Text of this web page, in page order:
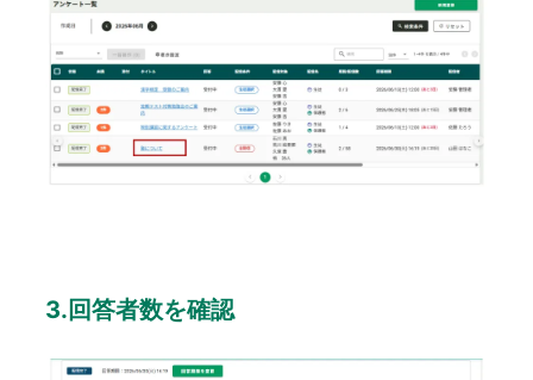
3.回答者数を確認